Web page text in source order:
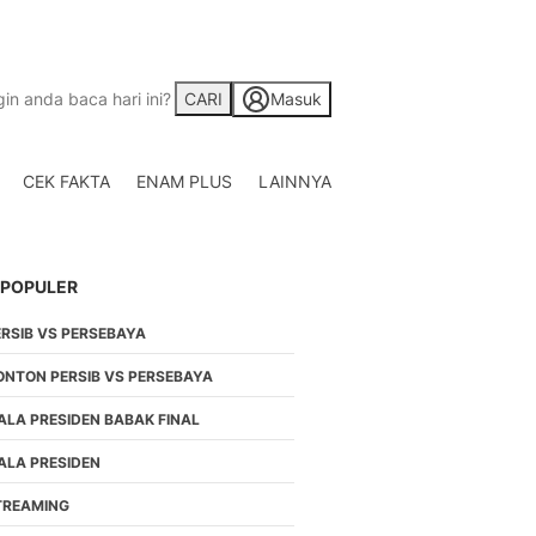
CARI Masuk
CEK FAKTA ENAM PLUS
LAINNYA
VS PERSEBAYA
PERSIB VS PERSEBAYA
PRESIDEN BABAK FINAL
PRESIDEN